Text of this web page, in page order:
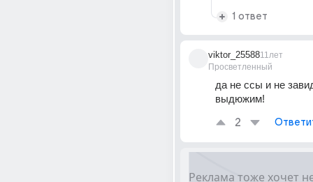
1 ответ
viktor_25588
Просветленный
11лет
да не ссы и не
выдюжим!
2